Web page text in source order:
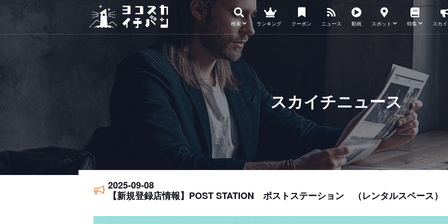
検索 ランキング クーポン ニュース 動画 スポット 特集 スカ
スカイチニュース
2025-09-08
【新規登録店情報】POST STATION ポストステーション （レンタルスペース）